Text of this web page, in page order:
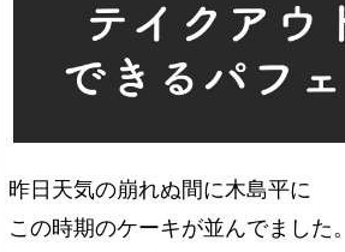
昨日天気の崩れぬ間に木島平に
この時期のケーキが並んでました。